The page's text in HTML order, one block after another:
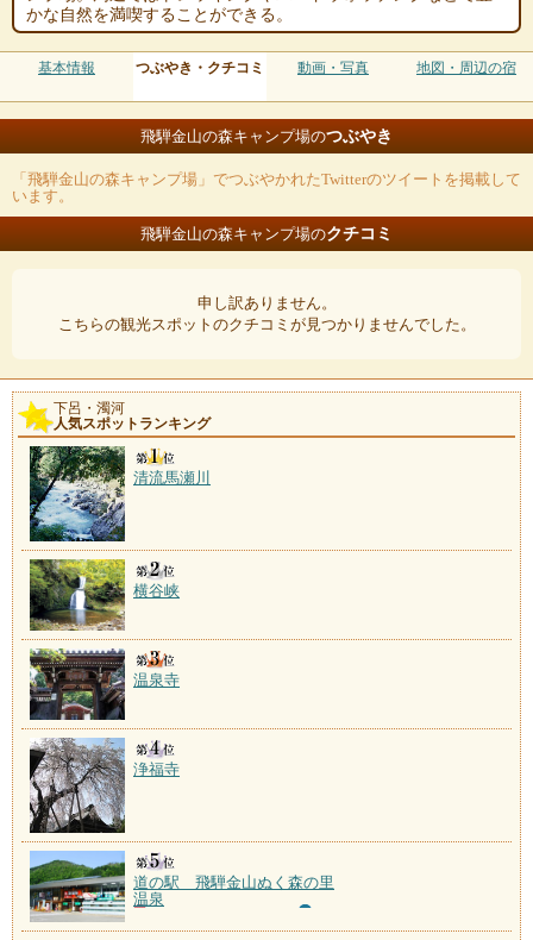
かな自然を満喫することができる。
基本情報 つぶやき・クチコミ 動画・写真 地図・周辺の宿
飛騨金山の森キャンプ場のつぶやき
「飛騨金山の森キャンプ場」でつぶやかれたTwitterのツイートを掲載して
います。
飛騨金山の森キャンプ場のクチコミ
申し訳ありません。
こちらの観光スポットのクチコミが見つかりませんでした。
下呂・濁河
人気スポットランキング
清流馬瀬川
横谷峡
温泉寺
浄福寺
道の駅 飛騨金山ぬく森の里
温泉